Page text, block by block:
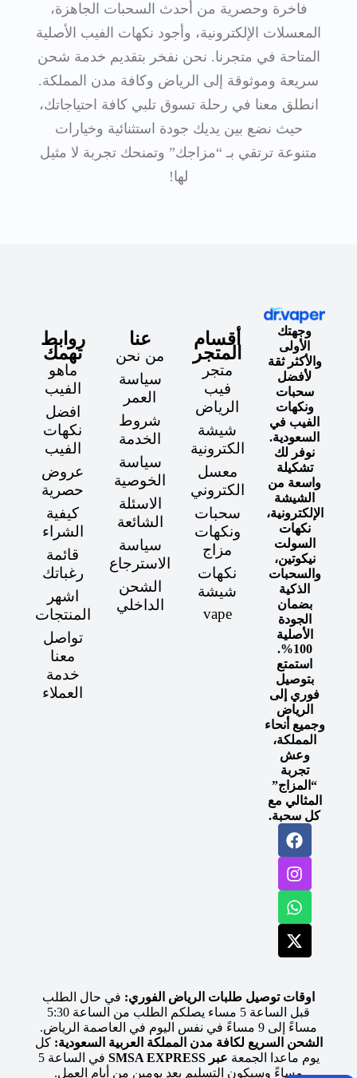
فاخرة وحصرية من أحدث السحبات الجاهزة،
المعسلات الإلكترونية، وأجود نكهات الفيب الأصلية
المتاحة في متجرنا. نحن نفخر بتقديم خدمة شحن
سريعة وموثوقة إلى الرياض وكافة مدن المملكة.
انطلق معنا في رحلة تسوق تلبي كافة احتياجاتك،
حيث نضع بين يديك جودة استثنائية وخيارات
متنوعة ترتقي بـ “مزاجك” وتمنحك تجربة لا مثيل
لها!
وجهتك
الأولى
والأكثر ثقة
لأفضل
سحبات
ونكهات
الفيب في
السعودية.
نوفر لك
تشكيلة
واسعة من
الشيشة
الإلكترونية،
نكهات
السولت
نيكوتين،
والسحبات
الذكية
بضمان
الجودة
الأصلية
100%.
استمتع
بتوصيل
فوري إلى
الرياض
وجميع أنحاء
المملكة،
وعش
تجربة
“المزاج”
المثالي مع
كل سحبة.
أقسام
المتجر
متجر
فيب
الرياض
شيشة
الكترونية
معسل
الكتروني
سحبات
ونكهات
مزاج
نكهات
شيشة
vape
عنا
من نحن
سياسة
العمر
شروط
الخدمة
سياسة
الخوصية
الاسئلة
الشائعة
سياسة
الاسترجاع
الشحن
الداخلي
روابط
تهمك
ماهو
الفيب
افضل
نكهات
الفيب
عروض
حصرية
كيفية
الشراء
قائمة
رغباتك
اشهر
المنتجات
تواصل
معنا
خدمة
العملاء
اوقات توصيل طلبات الرياض الفوري: في حال الطلب
قبل الساعة 5 مساء يصلكم الطلب من الساعة 5:30
مساءً إلى 9 مساءً في نفس اليوم في العاصمة الرياض.
الشحن السريع لكافة مدن المملكة العربية السعودية: كل
يوم ماعدا الجمعة عبر SMSA EXPRESS
في الساعة 5
مساءً وسيكون التسليم بعد يومين من أيام العمل.